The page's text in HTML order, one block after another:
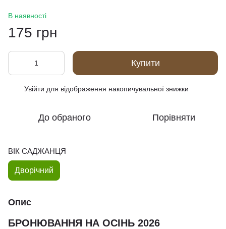
В наявності
175 грн
Купити
Увійти для відображення накопичувальної знижки
До обраного Порівняти
ВІК САДЖАНЦЯ
Дворічний
Опис
БРОНЮВАННЯ НА ОСІНЬ 2026